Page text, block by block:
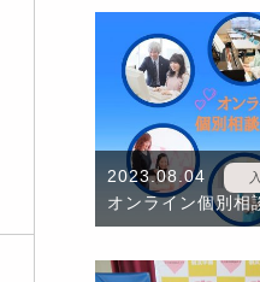
2023.08.04
オンライン個別相